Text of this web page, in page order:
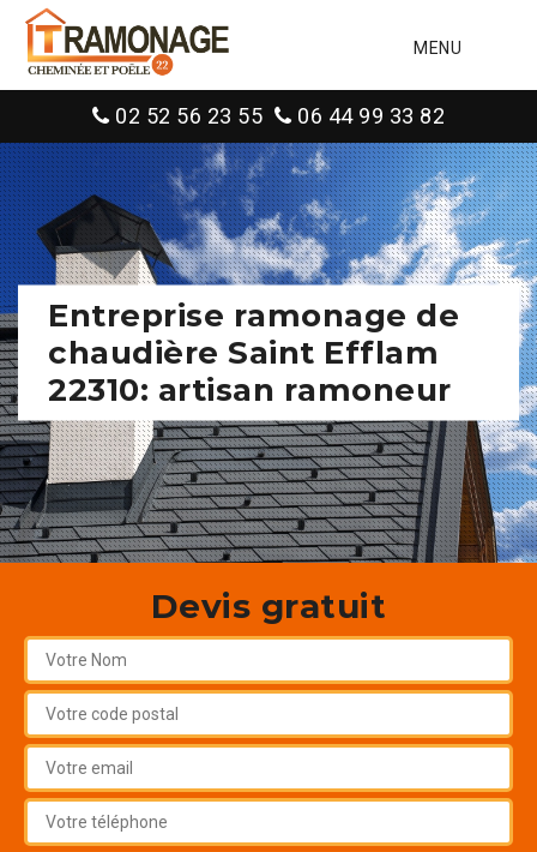
MENU
02 52 56 23 55 06 44 99 33 82
Entreprise ramonage de
chaudière Saint Efflam
22310: artisan ramoneur
Devis gratuit